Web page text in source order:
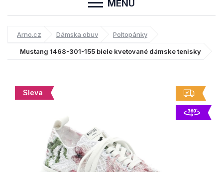
MENU
Arno.cz Dámska obuv Poltopánky
Mustang 1468-301-155 biele kvetované dámske tenisky
Sleva